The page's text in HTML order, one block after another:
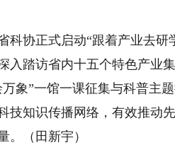
协正式启动“跟着产业去研
入踏访省内十五个特色产业
象”一馆一课征集与科普主
技知识传播网络，有效推动
。（田新宇）